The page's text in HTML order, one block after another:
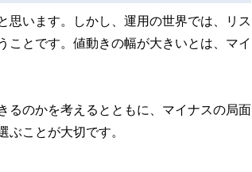
思います。しかし、運用の世界では、リス
ことです。値動きの幅が大きいとは、マイ
るのかを考えるとともに、マイナスの局面
ぶことが大切です。